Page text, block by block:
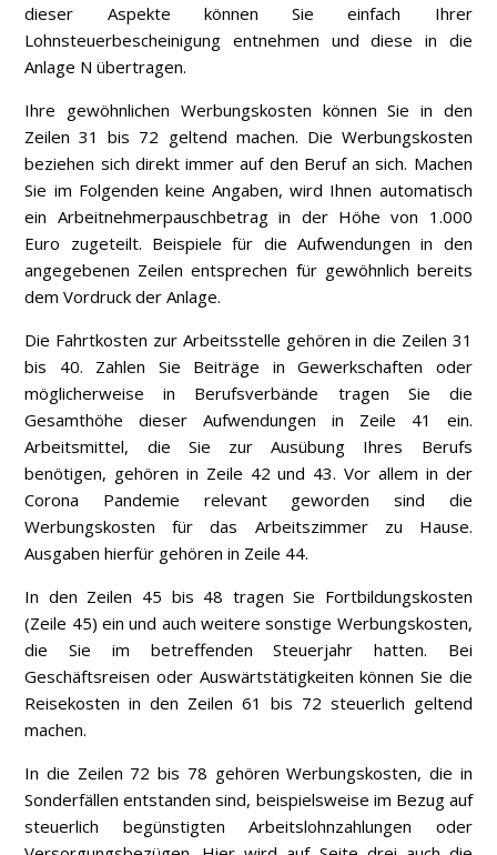
dieser Aspekte können Sie einfach Ihrer
Lohnsteuerbescheinigung entnehmen und diese in die
Anlage N übertragen.
Ihre gewöhnlichen Werbungskosten können Sie in den
Zeilen 31 bis 72 geltend machen. Die Werbungskosten
beziehen sich direkt immer auf den Beruf an sich. Machen
Sie im Folgenden keine Angaben, wird Ihnen automatisch
ein Arbeitnehmerpauschbetrag in der Höhe von 1.000
Euro zugeteilt. Beispiele für die Aufwendungen in den
angegebenen Zeilen entsprechen für gewöhnlich bereits
dem Vordruck der Anlage.
Die Fahrtkosten zur Arbeitsstelle gehören in die Zeilen 31
bis 40. Zahlen Sie Beiträge in Gewerkschaften oder
möglicherweise in Berufsverbände tragen Sie die
Gesamthöhe dieser Aufwendungen in Zeile 41 ein.
Arbeitsmittel, die Sie zur Ausübung Ihres Berufs
benötigen, gehören in Zeile 42 und 43. Vor allem in der
Corona Pandemie relevant geworden sind die
Werbungskosten für das Arbeitszimmer zu Hause.
Ausgaben hierfür gehören in Zeile 44.
In den Zeilen 45 bis 48 tragen Sie Fortbildungskosten
(Zeile 45) ein und auch weitere sonstige Werbungskosten,
die Sie im betreffenden Steuerjahr hatten. Bei
Geschäftsreisen oder Auswärtstätigkeiten können Sie die
Reisekosten in den Zeilen 61 bis 72 steuerlich geltend
machen.
In die Zeilen 72 bis 78 gehören Werbungskosten, die in
Sonderfällen entstanden sind, beispielsweise im Bezug auf
steuerlich begünstigten Arbeitslohnzahlungen oder